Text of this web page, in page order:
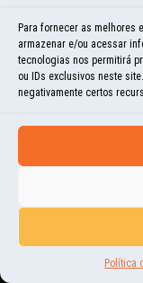
Para fornecer as melhores
armazenar e/ou acessar
tecnologias nos permitirá
ou IDs exclusivos neste
negativamente certos
Política